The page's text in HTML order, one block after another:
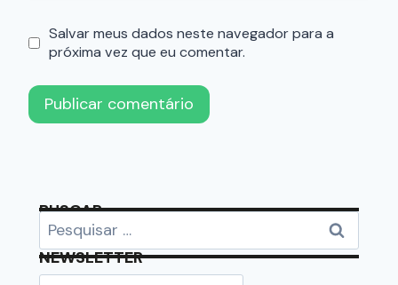
Salvar meus dados neste navegador para a
próxima vez que eu comentar.
BUSCAR
NEWSLETTER